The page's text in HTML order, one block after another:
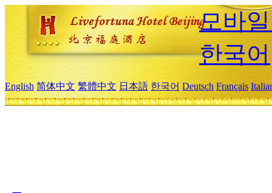
모바
한국어
English 简体中文 繁體中文 日本語 한국어 Deutsch Français